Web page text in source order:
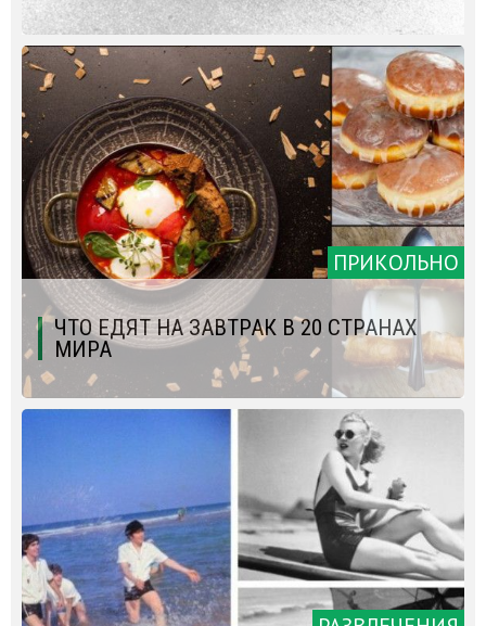
ПРИКОЛЬНО
ЧТО ЕДЯТ НА ЗАВТРАК В 20 СТРАНАХ
МИРА